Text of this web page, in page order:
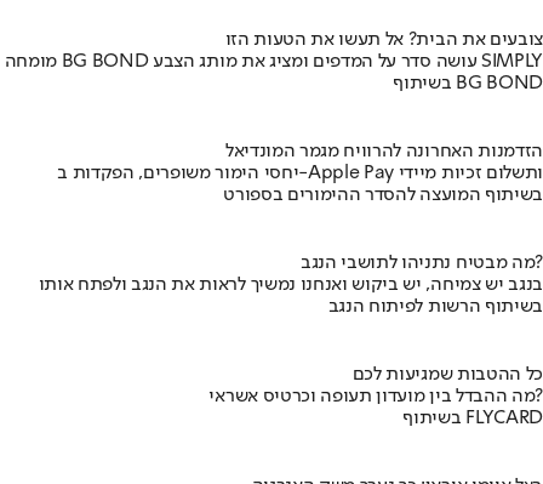
צובעים את הבית? אל תעשו את הטעות הזו
מומחה BG BOND עושה סדר על המדפים ומציג את מותג הצבע SIMPLY
בשיתוף BG BOND
הזדמנות האחרונה להרוויח מגמר המונדיאל
יחסי הימור משופרים, הפקדות ב-Apple Pay ותשלום זכיות מיידי
בשיתוף המועצה להסדר ההימורים בספורט
מה מבטיח נתניהו לתושבי הנגב?
בנגב יש צמיחה, יש ביקוש ואנחנו נמשיך לראות את הנגב ולפתח אותו
בשיתוף הרשות לפיתוח הנגב
כל ההטבות שמגיעות לכם
מה ההבדל בין מועדון תעופה וכרטיס אשראי?
בשיתוף FLYCARD